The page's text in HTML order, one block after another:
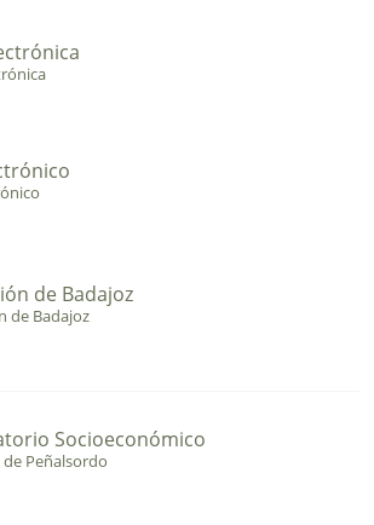
de Badajoz
de Badajoz
Socioeconómico
Peñalsordo